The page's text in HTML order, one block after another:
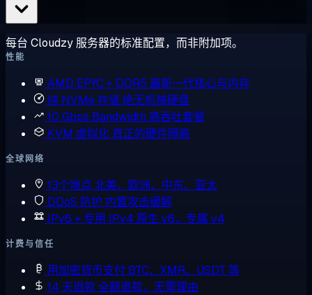
每台 Cloudzy 服务器的标准配置，而非附加项。
性能
AMD EPYC + DDR5 最新一代核心与内存
纯 NVMe 存储绝无机械硬盘
10 Gbps Bandwidth 高吞吐套餐
KVM 虚拟化 真正的硬件隔离
全球网络
13个地点 北美、欧洲、中东、亚太
DDoS 防护 内置攻击缓解
IPv6 + 专用 IPv4 原生 v6，专属 v4
计费与信任
用加密货币支付 BTC、XMR、USDT 等
14 天退款全额退款，无需理由